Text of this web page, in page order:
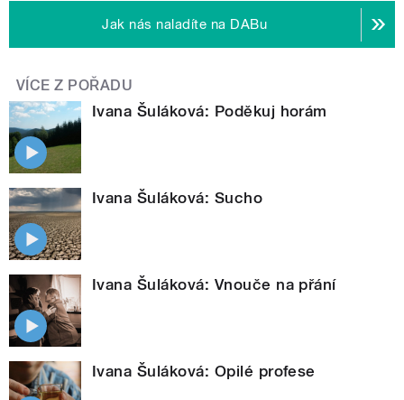
Jak nás naladíte na DABu
VÍCE Z POŘADU
Ivana Šuláková: Poděkuj horám
Ivana Šuláková: Sucho
Ivana Šuláková: Vnouče na přání
Ivana Šuláková: Opilé profese